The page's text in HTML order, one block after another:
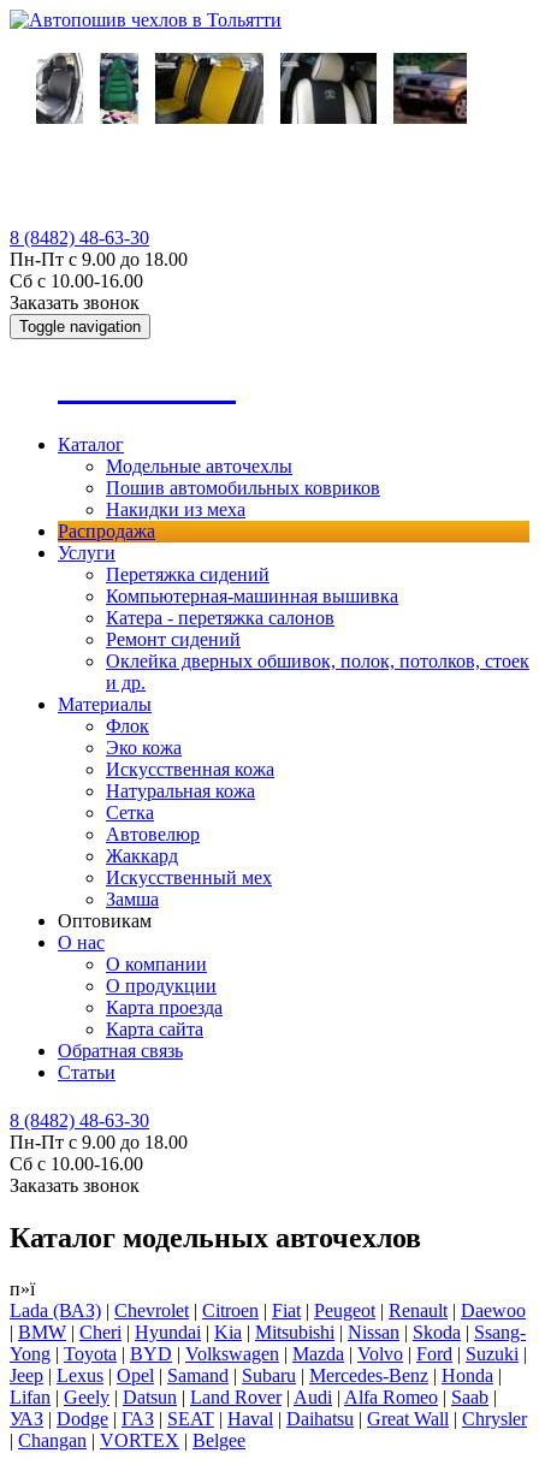
8 (8482) 48-63-30
Пн-Пт с 9.00 до 18.00
Сб с 10.00-16.00
Заказать звонок
Toggle navigation
Каталог
Модельные авточехлы
Пошив автомобильных ковриков
Накидки из меха
Распродажа
Услуги
Перетяжка сидений
Компьютерная-машинная вышивка
Катера - перетяжка салонов
Ремонт сидений
Оклейка дверных обшивок, полок, потолков, стоек
и др.
Материалы
Флок
Эко кожа
Искусственная кожа
Натуральная кожа
Сетка
Автовелюр
Жаккард
Искусственный мех
Замша
Оптовикам
О нас
О компании
О продукции
Карта проезда
Карта сайта
Обратная связь
Статьи
8 (8482) 48-63-30
Пн-Пт с 9.00 до 18.00
Сб с 10.00-16.00
Заказать звонок
Каталог модельных авточехлов
п»ї
Lada (ВАЗ) | Chevrolet | Citroen | Fiat | Peugeot | Renault | Daewoo
| BMW | Cheri | Hyundai | Kia | Mitsubishi | Nissan | Skoda | Ssang-
Yong | Toyota | BYD | Volkswagen | Mazda | Volvo | Ford | Suzuki |
Jeep | Lexus | Opel | Samand | Subaru | Mercedes-Benz | Honda |
Lifan | Geely | Datsun | Land Rover| Audi | Alfa Romeo | Saab |
УАЗ | Dodge | ГАЗ | SEAT | Haval | Daihatsu | Great Wall | Chrysler
| Changan | VORTEX | Belgee